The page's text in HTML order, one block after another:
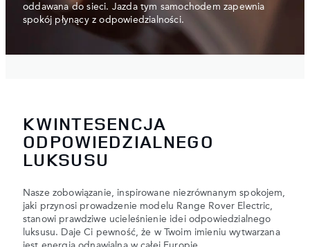
oddawana do sieci. Jazda tym samochodem zapewnia
spokój płynący z odpowiedzialności.
KWINTESENCJA
ODPOWIEDZIALNEGO
LUKSUSU
Nasze zobowiązanie, inspirowane niezrównanym spokojem,
jaki przynosi prowadzenie modelu Range Rover Electric,
stanowi prawdziwe ucieleśnienie idei odpowiedzialnego
luksusu. Daje Ci pewność, że w Twoim imieniu wytwarzana